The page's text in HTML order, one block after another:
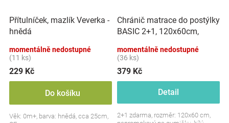
Přítulníček, mazlík Veverka -
hnědá
momentálně nedostupné
(11 ks)
229 Kč
Do košíku
Věk: 0m+, barva: hnědá, cca 25cm,
Chránič matrace do postýlky
BASIC 2+1, 120x60cm,
momentálně nedostupné
(36 ks)
379 Kč
Detail
2+1 zdarma, rozměr: 120x60 cm,